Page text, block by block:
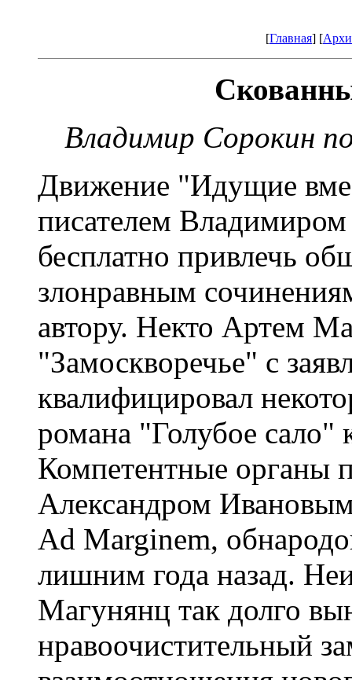
[Главная] [
Владимир Сорокин
Движение "Идущие
писателем
бесплатно привлечь
злонравным
автору. Некто Артем
"Замоскворечье" с
квалифицировал
романа "Голубое сало"
Компетентные органы
Александром
Ad Marginem,
лишним года назад.
Магунянц так долго
нравоочистительный